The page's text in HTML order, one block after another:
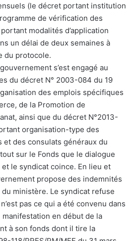
(le décret portant institution
de vérification des
modalités d’application
un délai de deux semaines à
du protocole.
s’est engagé au
du décret N° 2003-084 du 19
des emplois spécifiques
de la Promotion de
ainsi que du décret N°2013-
organisation-type des
et des consulats généraux du
sur le Fonds que le dialogue
le syndicat coince. En lieu et
propose des indemnités
ministère. Le syndicat refuse
pas ce qui a été convenu dans
manifestation en début de la
à son fonds dont il tire la